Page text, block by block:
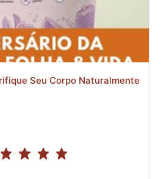
Seu Corpo Naturalmente